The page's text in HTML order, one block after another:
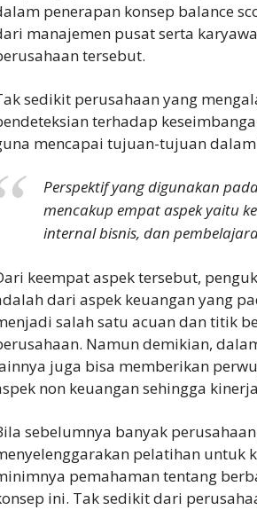
penerapan konsep balance
manajemen pusat serta
tersebut.
sedikit perusahaan yang
terhadap
mencapai tujuan-tujuan
Perspektif yang digunakan
mencakup empat aspek yaitu
internal bisnis, dan
keempat aspek tersebut,
dari aspek keuangan yang
salah satu acuan dan titik
Namun demikian,
juga bisa memberikan
non keuangan sehingga
sebelumnya banyak
pelatihan untuk
pemahaman tentang
ini. Tak sedikit dari